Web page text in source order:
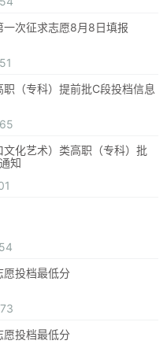
次征求志愿8月8日填报
（专科）提前批C段投档信息
化艺术）类高职（专科）批
知
投档最低分
投档最低分